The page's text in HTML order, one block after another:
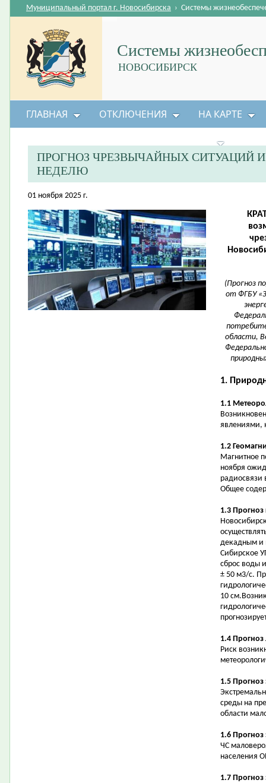
Системы
НОВОСИБИРСК
Муниципальный портал г. Новосибирска › Системы
ГЛАВНАЯ ОТКЛЮЧЕНИЯ НА КАРТЕ
ПРОГНОЗ ЧРЕЗВЫЧАЙНЫХ СИТУАЦИЙ
НЕДЕЛЮ
01 ноября 2025 г.
(Прогноз
от ФГБУ
области,
1.
1.1
явлениями,
1.2
Магнитное
ноября
радиосвязи
Общее
1.3 Прогноз
декадным и
Сибирское
сброс воды
± 50 м3/с.
10
1.4
Риск
1.5 Прогноз
среды на
области
1.6
ЧС
населения
1.7 Прогноз